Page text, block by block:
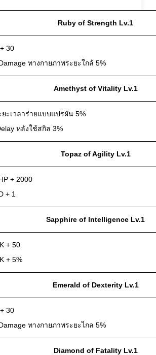
Ruby of Strength Lv.1
30
ทางกายภาพระยะใกล้ 5%
Amethyst of Vitality Lv.1
ยะเวลาร่ายแบบแปรผัน 5%
หลังใช้สกิล 3%
Topaz of Agility Lv.1
+ 2000
+ 1
Sapphire of Intelligence Lv.1
+ 50
+ 5%
Emerald of Dexterity Lv.1
30
ทางกายภาพระยะไกล 5%
Diamond of Fatality Lv.1